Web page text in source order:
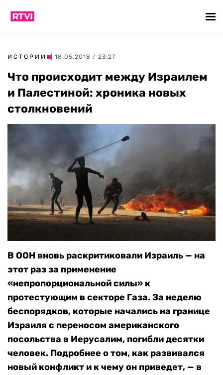
ИСТОРИИ | 18.05.2018 / 23:27
Что происходит между Израилем
и Палестиной: хроника новых
столкновений
В ООН вновь раскритиковали Израиль — на
этот раз за применение
«непропорциональной силы» к
протестующим в секторе Газа. За неделю
беспорядков, которые начались на границе
Израиля с переносом американского
посольства в Иерусалим, погибли десятки
человек. Подробнее о том, как развивался
новый конфликт и к чему он приведет, — в